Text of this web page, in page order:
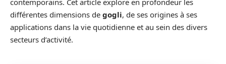
contemporains. Cet article explore en profondeur les
différentes dimensions de gogli, de ses origines à ses
applications dans la vie quotidienne et au sein des divers
secteurs d’activité.